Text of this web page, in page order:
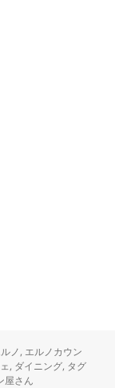
ノ, エルノカウン
, ダイニング, タグ
屋さん